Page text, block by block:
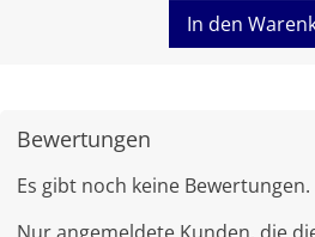
In den
Bewertungen
Es gibt noch keine Bewertungen.